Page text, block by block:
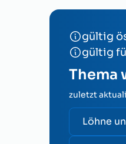
gültig
gültig
Thema
zuletzt
Löhne